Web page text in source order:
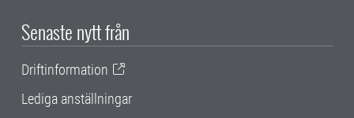
Senaste nytt från
Driftinformation
Lediga anställningar